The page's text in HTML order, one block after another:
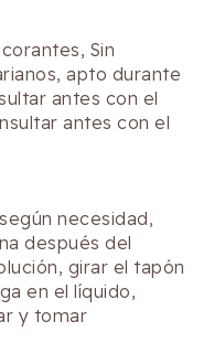
Sin
apto durante
antes con el
antes con el
necesidad,
después del
girar el tapón
en el líquido,
y tomar